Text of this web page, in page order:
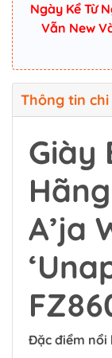
Ngày Kể Từ
Vẫn New
Thông tin
Giày
A’ja
Đặc điểm nổi